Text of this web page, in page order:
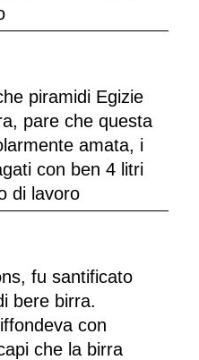
piramidi Egizie
pare che questa
amata, i
con ben 4 litri
di lavoro
fu santificato
bere birra.
con
che la birra